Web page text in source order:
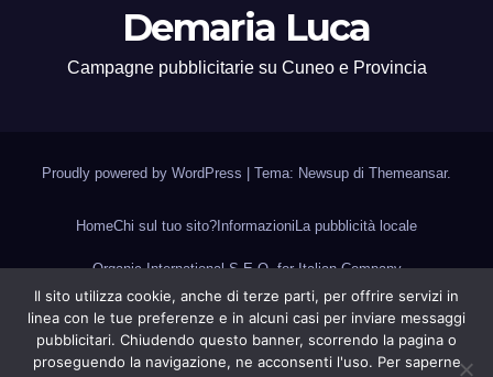
Demaria Luca
Campagne pubblicitarie su Cuneo e Provincia
Proudly powered by WordPress | Tema: Newsup di Themeansar.
HomeChi sul tuo sito? Informazioni La pubblicità locale
Organic International S.E.O. for Italian Company
Piemonte e Valle d’Aosta Voce di Alba Siti internet Home E-Commerce
Local S.E.O.
Il sito utilizza cookie, anche di terze parti, per offrire servizi in
linea con le tue preferenze e in alcuni casi per inviare messaggi
pubblicitari. Chiudendo questo banner, scorrendo la pagina o
proseguendo la navigazione, ne acconsenti l'uso. Per saperne